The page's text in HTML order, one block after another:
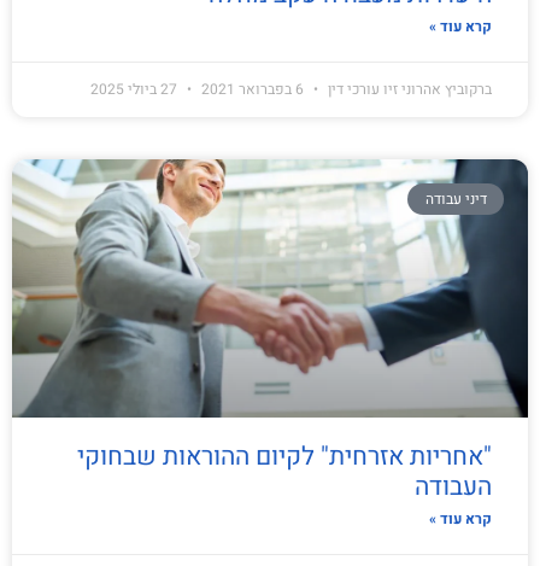
קרא עוד »
ברקוביץ אהרוני זיו עורכי דין
דיני עבודה
"אחריות אזרחית" לקיום ההוראות שבחוקי
העבודה
קרא עוד »